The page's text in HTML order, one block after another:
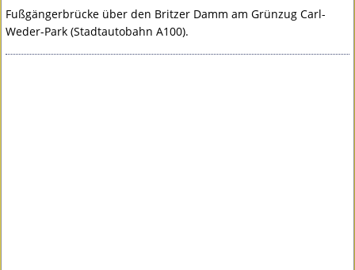
Fußgängerbrücke über den Britzer Damm am Grünzug Carl-
Weder-Park (Stadtautobahn A100).